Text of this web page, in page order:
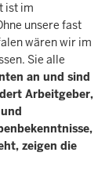
ist im
unsere fast
wären wir im
Sie alle
an und sind
Arbeitgeber,
zeigen die